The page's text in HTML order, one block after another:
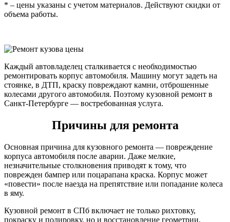
* – цены указаны с учетом материалов. Действуют скидки от
объема работы.
Каждый автовладелец сталкивается с необходимостью
ремонтировать корпус автомобиля. Машину могут задеть на
стоянке, в ДТП, краску повреждают камни, отброшенные
колесами другого автомобиля. Поэтому кузовной ремонт в
Санкт-Петербурге — востребованная услуга.
Причины для ремонта
Основная причина для кузовного ремонта — повреждение
корпуса автомобиля после аварии. Даже мелкие,
незначительные столкновения приводят к тому, что
поврежден бампер или поцарапана краска. Корпус может
«повести» после наезда на препятствие или попадание колеса
в яму.
Кузовной ремонт в СПб включает не только рихтовку,
покраску и полировку, но и восстановление геометрии,